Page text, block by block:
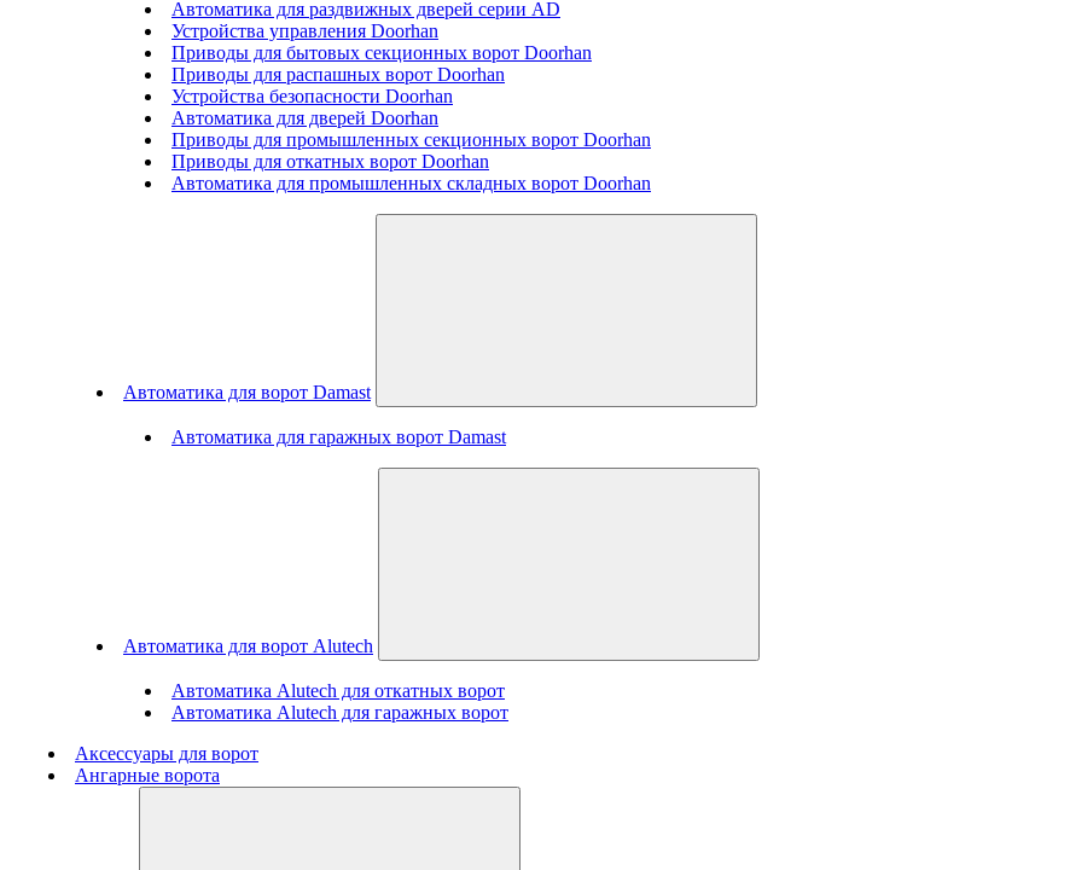
Автоматика для раздвижных дверей серии AD
Устройства управления Doorhan
Приводы для бытовых секционных ворот Doorhan
Приводы для распашных ворот Doorhan
Устройства безопасности Doorhan
Автоматика для дверей Doorhan
Приводы для промышленных секционных ворот Doorhan
Приводы для откатных ворот Doorhan
Автоматика для промышленных складных ворот Doorhan
Автоматика для ворот Damast
Автоматика для гаражных ворот Damast
Автоматика для ворот Alutech
Автоматика Alutech для откатных ворот
Автоматика Alutech для гаражных ворот
Аксессуары для ворот
Ангарные ворота